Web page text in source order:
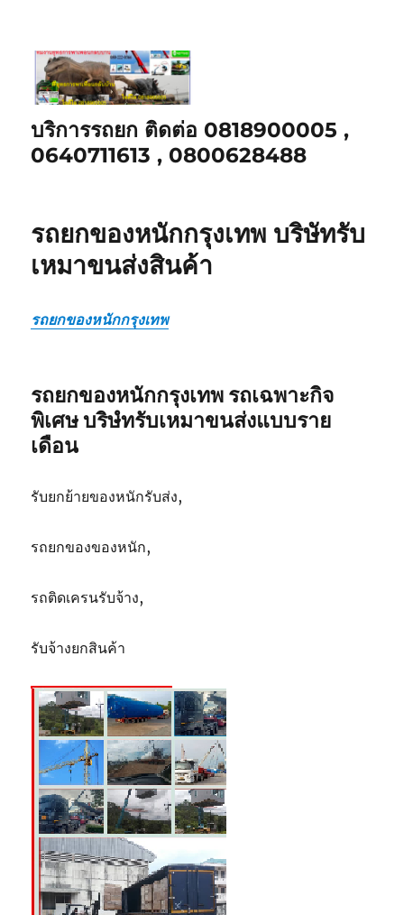
บริการรถยก ติดต่อ 0818900005 ,
0640711613 , 0800628488
รถยกของหนักกรุงเทพ บริษัทรับ
เหมาขนส่งสินค้า
รถยกของหนักกรุงเทพ
รถยกของหนักกรุงเทพ รถเฉพาะกิจ
พิเศษ บริษํทรับเหมาขนส่งแบบราย
เดือน
รับยกย้ายของหนักรับส่ง,
รถยกของของหนัก,
รถติดเครนรับจ้าง,
รับจ้างยกสินค้า